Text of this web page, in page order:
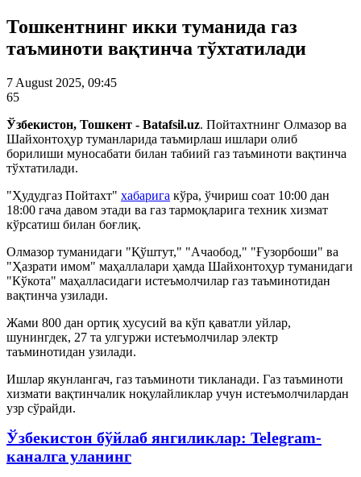
Тошкентнинг икки туманида газ
таъминоти вақтинча тўхтатилади
7 August 2025, 09:45
65
Ўзбекистон, Тошкент - Batafsil.uz. Пойтахтнинг Олмазор ва
Шайхонтоҳур туманларида таъмирлаш ишлари олиб
борилиши муносабати билан табиий газ таъминоти вақтинча
тўхтатилади.
"Ҳудудгаз Пойтахт" хабарига кўра, ўчириш соат 10:00 дан
18:00 гача давом этади ва газ тармоқларига техник хизмат
кўрсатиш билан боғлиқ.
Олмазор туманидаги "Қўштут," "Ачаобод," "Ғузорбоши" ва
"Ҳазрати имом" маҳаллалари ҳамда Шайхонтоҳур туманидаги
"Кўкота" маҳалласидаги истеъмолчилар газ таъминотидан
вақтинча узилади.
Жами 800 дан ортиқ хусусий ва кўп қаватли уйлар,
шунингдек, 27 та улгуржи истеъмолчилар электр
таъминотидан узилади.
Ишлар якунлангач, газ таъминоти тикланади. Газ таъминоти
хизмати вақтинчалик ноқулайликлар учун истеъмолчилардан
узр сўрайди.
Ўзбекистон бўйлаб янгиликлар: Telegram-
каналга уланинг